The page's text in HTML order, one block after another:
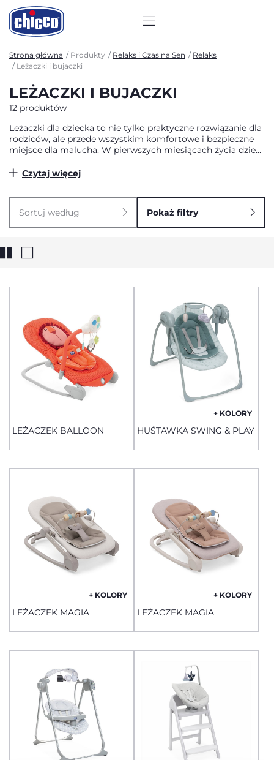
Strona główna Produkty Relaks i Czas na Sen
Relaks
Leżaczki i bujaczki
LEŻACZKI I BUJACZKI
12 produktów
Leżaczki dla dziecka to nie tylko praktyczne rozwiązanie dla
rodziców, ale przede wszystkim komfortowe i bezpieczne
miejsce dla malucha. W pierwszych miesiącach życia dzieci
ruchu, który przypomina im rytm znany z brzucha mamy.
oddechu, mając pewność, że dziecko znajduje się w
odpowiedniej pozycji i pełnym komforcie.
Czytaj więcej
Sortuj według Pokaż filtry
LEŻACZEK BALLOON
+ KOLORY
HUŚTAWKA SWING & PLAY
+ KOLORY
LEŻACZEK MAGIA
+ KOLORY
LEŻACZEK MAGIA